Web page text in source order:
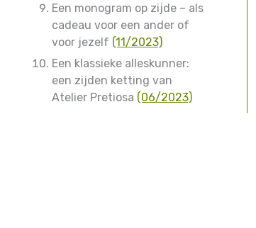
Een monogram op zijde – als
cadeau voor een ander of
voor jezelf (11/2023)
Een klassieke alleskunner:
een zijden ketting van
Atelier Pretiosa (06/2023)